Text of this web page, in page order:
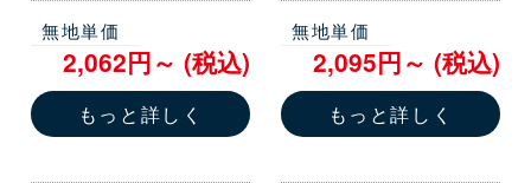
無地単価
2,062円～ (税込)
もっと詳しく
無地単価
2,095円～ (税込)
もっと詳しく